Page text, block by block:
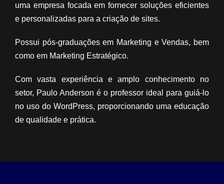
uma empresa focada em fornecer soluções eficientes
e personalizadas para a criação de sites.
Possui pós-graduações em Marketing e Vendas, bem
como em Marketing Estratégico.
Com vasta experiência e amplo conhecimento no
setor, Paulo Anderson é o professor ideal para guiá-lo
no uso do WordPress, proporcionando uma educação
de qualidade e prática.